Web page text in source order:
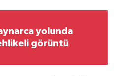
yolunda
görüntü